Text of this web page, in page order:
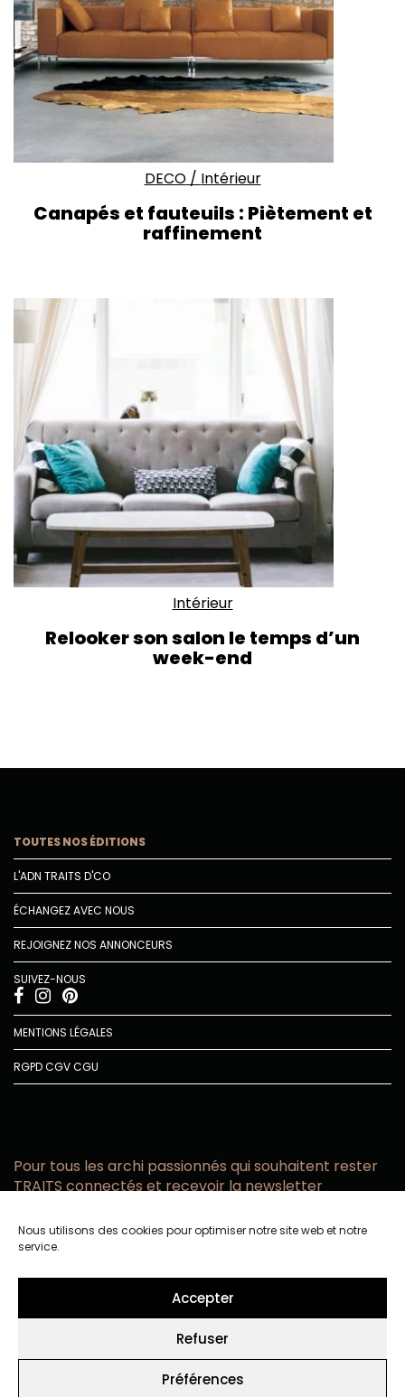
Nous utilisons des cookies pour optimiser notre site web et notre
service.
Accepter
Refuser
Préférences
DECO/ Intérieur
Canapés et fauteuils : Piètement et
raffinement
Intérieur
Relooker son salon le temps d’un
week-end
TOUTES NOS ÉDITIONS
L'ADN TRAITS D'CO
ÉCHANGEZ AVEC NOUS
REJOIGNEZ NOS ANNONCEURS
SUIVEZ-NOUS
MENTIONS LÉGALES
RGPDCGVCGU
Pour tous les archi passionnés qui souhaitent rester
TRAITS connectés et recevoir la newsletter
email
confidentialité.